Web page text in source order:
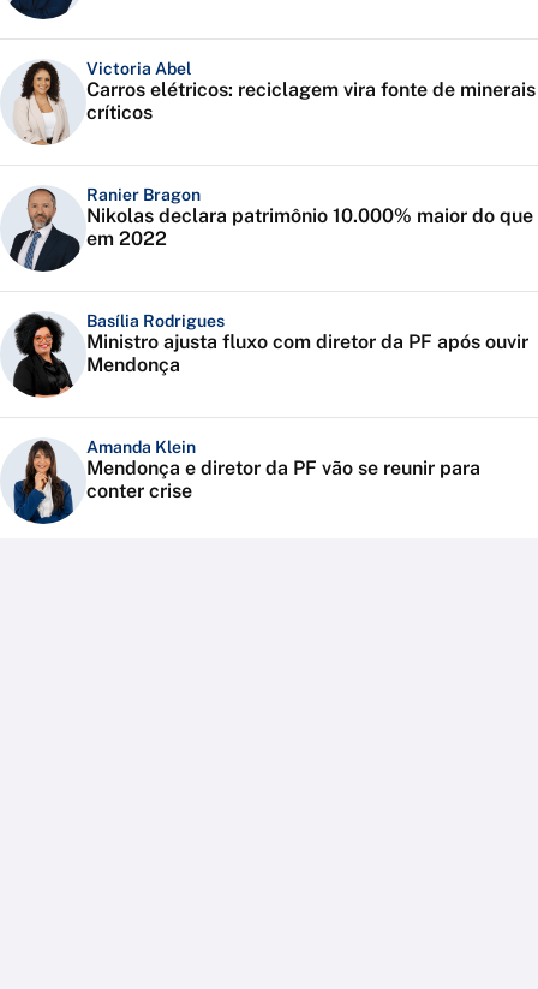
Victoria Abel
Carros elétricos: reciclagem vira fonte de minerais
críticos
Ranier Bragon
Nikolas declara patrimônio 10.000% maior do que
em 2022
Basília Rodrigues
Ministro ajusta fluxo com diretor da PF após ouvir
Mendonça
Amanda Klein
Mendonça e diretor da PF vão se reunir para
conter crise